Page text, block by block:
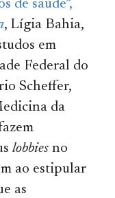
de saúde”,
, Lígia Bahia,
em
Federal do
Scheffer,
da
lobbies no
ao estipular
as